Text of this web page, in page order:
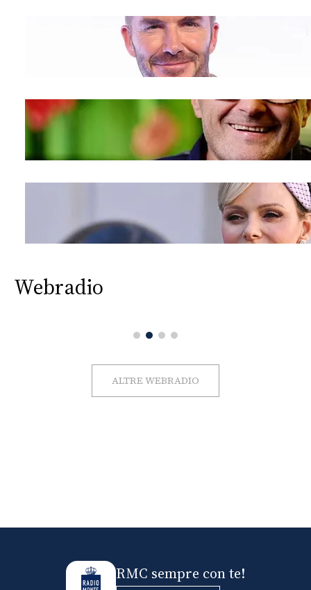
Webradio
ALTRE WEBRADIO
RMC sempre con te!